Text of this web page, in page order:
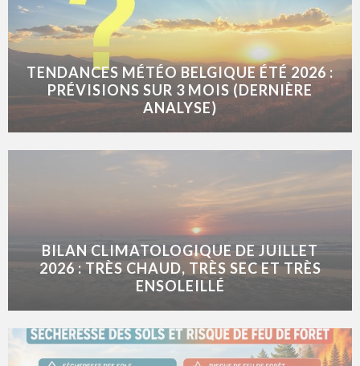
TENDANCES MÉTÉO BELGIQUE ÉTÉ 2026 :
PRÉVISIONS SUR 3 MOIS (DERNIÈRE
ANALYSE)
BILAN CLIMATOLOGIQUE DE JUILLET
2026 : TRÈS CHAUD, TRÈS SEC ET TRÈS
ENSOLEILLÉ